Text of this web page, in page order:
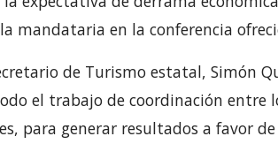
mandataria en la conferencia
de Turismo estatal, Simón
el trabajo de coordinación entre
para generar resultados a favor